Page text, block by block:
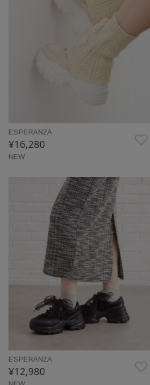
ESPERANZA
¥16,280
NEW
ESPERANZA
¥12,980